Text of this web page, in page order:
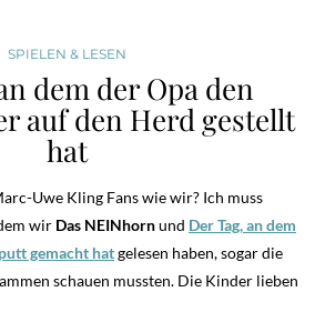
SPIELEN & LESEN
dem der Opa den
auf den Herd gestellt
hat
Uwe Kling Fans wie wir? Ich muss
wir Das NEINhornund Der Tag, an dem
gemacht hatgelesen haben, sogar die
schauen mussten. Die Kinder lieben